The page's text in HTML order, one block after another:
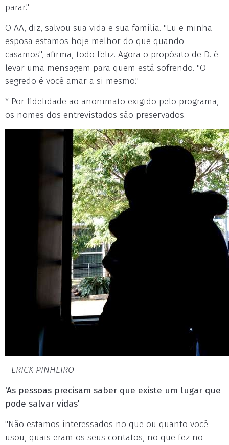
parar."
O AA, diz, salvou sua vida e sua família. "Eu e minha
esposa estamos hoje melhor do que quando
casamos", afirma, todo feliz. Agora o propósito de D. é
levar uma mensagem para quem está sofrendo. "O
segredo é você amar a si mesmo."
* Por fidelidade ao anonimato exigido pelo programa,
os nomes dos entrevistados são preservados.
- ERICK PINHEIRO
'As pessoas precisam saber que existe um lugar que
pode salvar vidas'
"Não estamos interessados no que ou quanto você
usou, quais eram os seus contatos, no que fez no